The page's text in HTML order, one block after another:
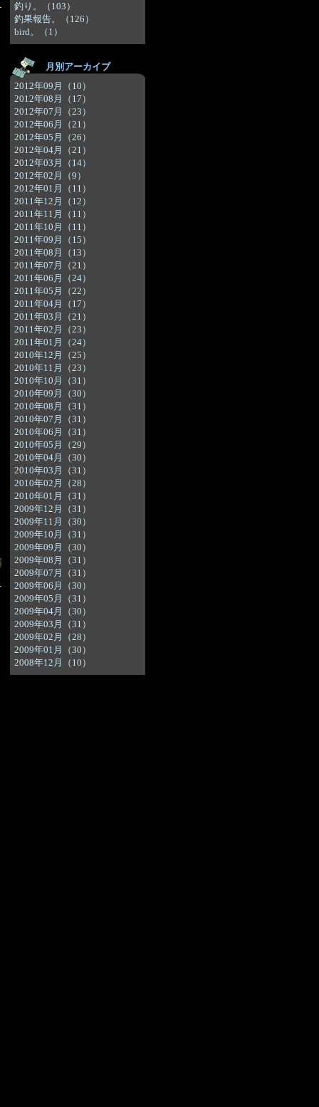
釣り。（103）
釣果報告。（126）
bird。（1）
月別アーカイブ
2012年09月（10）
2012年08月（17）
2012年07月（23）
2012年06月（21）
2012年05月（26）
2012年04月（21）
2012年03月（14）
2012年02月（9）
2012年01月（11）
2011年12月（12）
2011年11月（11）
2011年10月（11）
2011年09月（15）
2011年08月（13）
2011年07月（21）
2011年06月（24）
2011年05月（22）
2011年04月（17）
2011年03月（21）
2011年02月（23）
2011年01月（24）
2010年12月（25）
2010年11月（23）
2010年10月（31）
2010年09月（30）
2010年08月（31）
2010年07月（31）
2010年06月（31）
2010年05月（29）
2010年04月（30）
2010年03月（31）
2010年02月（28）
2010年01月（31）
2009年12月（31）
2009年11月（30）
2009年10月（31）
2009年09月（30）
2009年08月（31）
2009年07月（31）
2009年06月（30）
2009年05月（31）
2009年04月（30）
2009年03月（31）
2009年02月（28）
2009年01月（30）
2008年12月（10）